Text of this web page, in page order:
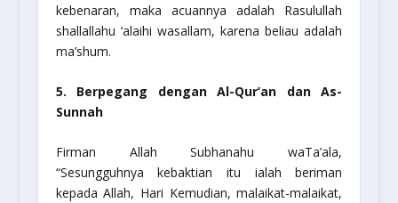
kebenaran, maka acuannya adalah Rasulullah
shallallahu ‘alaihi wasallam, karena beliau adalah
ma’shum.
5. Berpegang dengan Al-Qur’an dan As-
Sunnah
Firman AllahSubhanahu waTa’ala,
“Sesungguhnya kebaktian itu ialah beriman
kepada Allah, Hari Kemudian, malaikat-malaikat,